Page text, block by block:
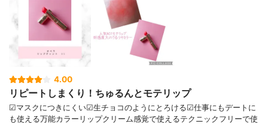
4.00
リピートしまくり！ちゅるんとモテリップ
☑︎マスクにつきにくい☑︎生チョコのようにとろける☑︎仕事にもデートに
も使える万能カラーリップクリーム感覚で使えるテクニックフリーで使